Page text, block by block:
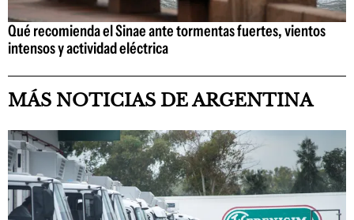
Qué recomienda el Sinae ante tormentas fuertes, vientos
intensos y actividad eléctrica
MÁS NOTICIAS DE ARGENTINA